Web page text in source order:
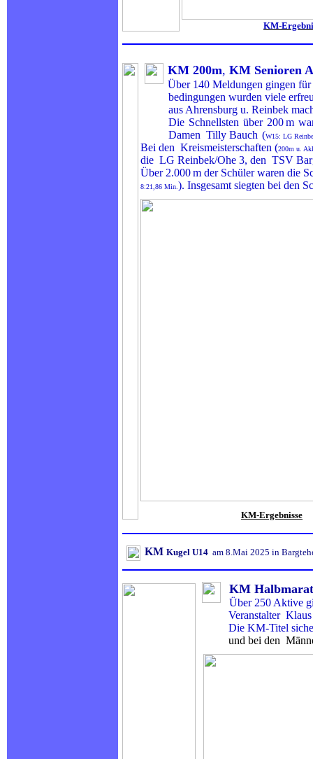
KM-
KM 200m, KM Senioren
Über 140 Meldungen gingen
bedingungen wurden viele
aus Ahrensburg u. Reinbek
Die Schnellsten über 200m
Damen Tilly Bauch (W15: LG
Bei den Kreismeisterschaften (200m u.
die LG Reinbek/Ohe 3, den TSV
Über 2.000m der Schüler waren die
8:21,86 Min. ). Insgesamt siegten bei den
KM-Ergebnisse
KM Kugel U14 am 8.Mai 2025 in
KM
Über 250 Aktive
Veranstalter Klaus
Die KM-Titel
und bei den